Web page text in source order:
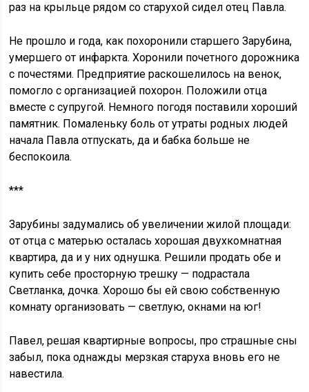
раз на крыльце рядом со старухой сидел отец Павла.
Не прошло и года, как похоронили старшего Зарубина,
умершего от инфаркта. Хоронили почетного дорожника
с почестями. Предприятие раскошелилось на венок,
помогло с организацией похорон. Положили отца
вместе с супругой. Немного погодя поставили хороший
памятник. Помаленьку боль от утраты родных людей
начала Павла отпускать, да и бабка больше не
беспокоила.
***
Зарубины задумались об увеличении жилой площади:
от отца с матерью осталась хорошая двухкомнатная
квартира, да и у них однушка. Решили продать обе и
купить себе просторную трешку — подрастала
Светланка, дочка. Хорошо бы ей свою собственную
комнату организовать — светлую, окнами на юг!
Павел, решая квартирные вопросы, про страшные сны
забыл, пока однажды мерзкая старуха вновь его не
навестила.